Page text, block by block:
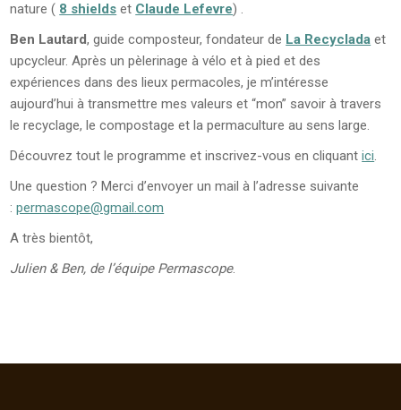
nature ( 8 shields et Claude Lefevre) .
Ben Lautard, guide composteur, fondateur de La Recyclada et
upcycleur. Après un pèlerinage à vélo et à pied et des
expériences dans des lieux permacoles, je m’intéresse
aujourd’hui à transmettre mes valeurs et “mon” savoir à travers
le recyclage, le compostage et la permaculture au sens large.
Découvrez tout le programme et inscrivez-vous en cliquantici.
Une question ? Merci d’envoyer un mail à l’adresse suivante
:permascope@gmail.com
A très bientôt,
Julien & Ben, de l’équipe Permascope.